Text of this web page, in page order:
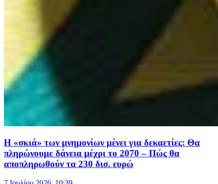
Η «σκιά» των μνημονίων μένει για δεκαετίες: Θα
πληρώνουμε δάνεια μέχρι το 2070 – Πώς θα
αποπληρωθούν τα 230 δισ. ευρώ